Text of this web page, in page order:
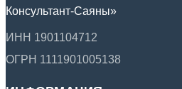
Консультант-Саяны»
ИНН 1901104712
ОГРН 1111901005138